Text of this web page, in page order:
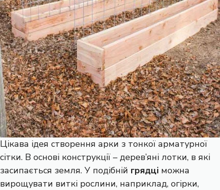
Цікава ідея створення арки з тонкої арматурної
сітки. В основі конструкції – дерев’яні лотки, в які
засипається земля. У подібній грядці можна
вирощувати виткі рослини, наприклад, огірки,